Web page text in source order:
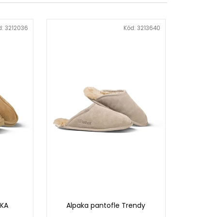
3212036
Alpaka pantofle Trendy
Kód: 3213640